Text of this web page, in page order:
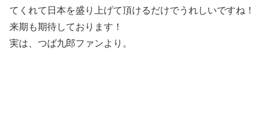
てくれて日本を盛り上げて頂けるだけでうれしいですね！
来期も期待しております！
実は、つば九郎ファンより。